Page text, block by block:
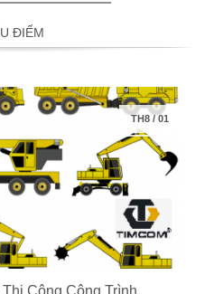
ĐIỂM
TH8/01
Công Công Trình.